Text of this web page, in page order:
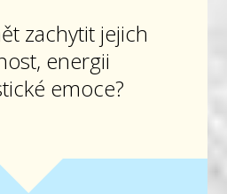
zachytit jejich
energii
emoce?